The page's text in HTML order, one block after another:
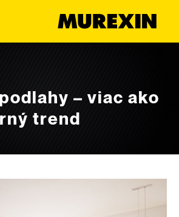
– viac ako
trend